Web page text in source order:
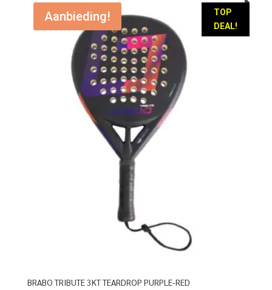
€ 129,95.€ 89,95.
TOP
DEAL!
Aanbieding!
BRABO TRIBUTE 3KT TEARDROP PURPLE-RED